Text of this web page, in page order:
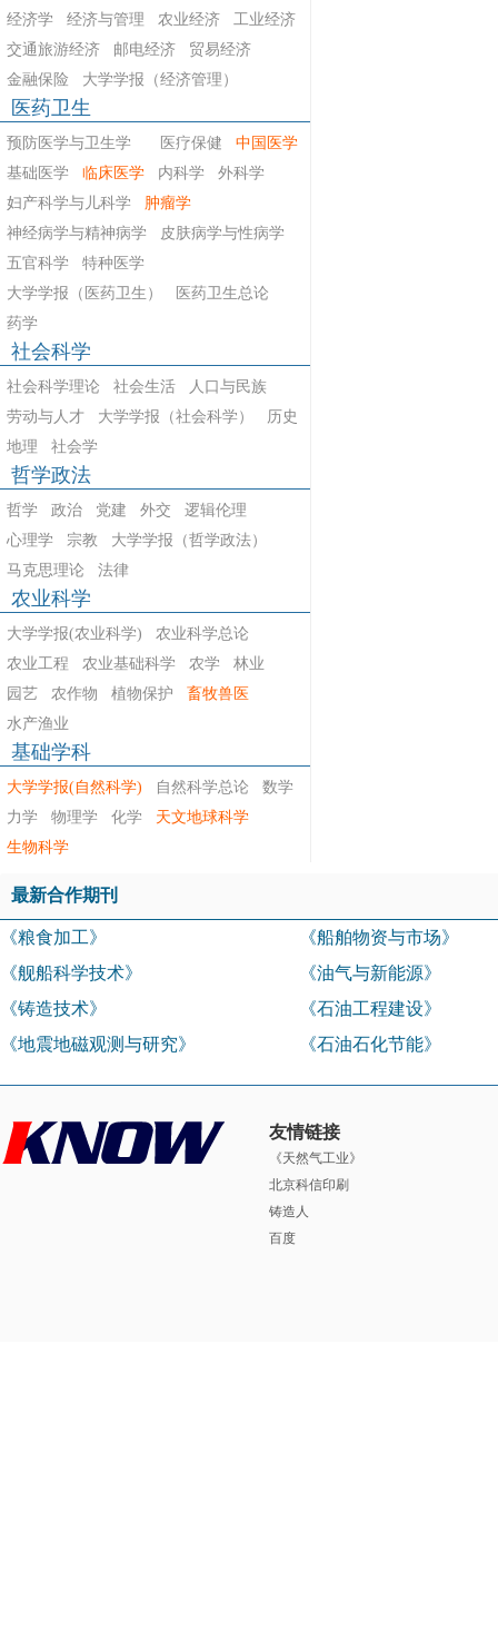
经济学 经济与管理 农业经济
工业经济
交通旅游经济
邮电经济
贸易经济
金融保险
大学学报（经济管理）
医药卫生
预防医学与卫生学 医疗保健
中国医学
基础医学
临床医学 内科学
外科学
妇产科学与儿科学
肿瘤学
神经病学与精神病学
皮肤病学与性病学
五官科学
特种医学
大学学报（医药卫生）
医药卫生总论
药学
社会科学
社会科学理论 社会生活
人口与民族
劳动与人才
大学学报（社会科学）
历史
地理
社会学
哲学政法
哲学 政治 党建 外交
逻辑伦理
心理学
宗教
大学学报（哲学政法）
马克思理论
法律
农业科学
大学学报(农业科学)
农业科学总论
农业工程
农业基础科学 农学
林业
园艺
农作物 植物保护
畜牧兽医
水产渔业
基础学科
大学学报(自然科学) 自然科学总论
数学
力学
物理学 化学
天文地球科学
生物科学
最新合作期刊
《粮食加工》
《船舶物资与市场》
《舰船科学技术》
《油气与新能源》
《铸造技术》
《石油工程建设》
《地震地磁观测与研究》
《石油石化节能》
友情链接
《天然气工业》
北京科信印刷
铸造人
百度